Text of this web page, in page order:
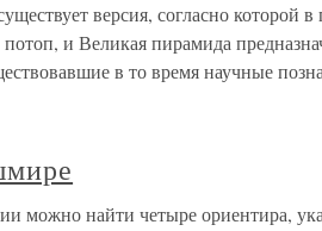
версия, согласно которой в
и Великая пирамида
в то время научные
можно найти четыре ориентира,